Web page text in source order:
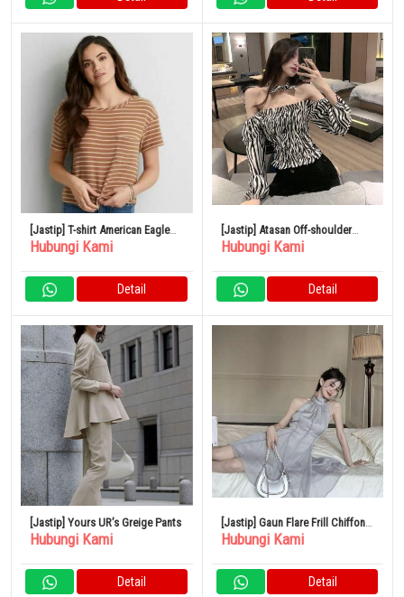
[Jastip] T-shirt American Eagle
Border
Hubungi Kami
Detail
[Jastip] Atasan Off-shoulder
Pola Zebra Panjang Mini Seksi L
Hubungi Kami
Detail
[Jastip] Yours UR’s Greige Pants
Hubungi Kami
Detail
[Jastip] Gaun Flare Frill Chiffon
Girly Prancis Baru Leher Halter
Hubungi Kami
Detail